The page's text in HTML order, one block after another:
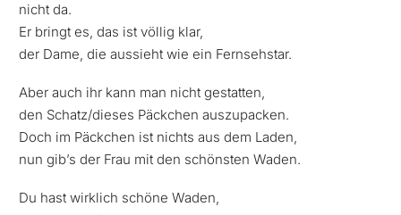
nicht da.
Er bringt es, das ist völlig klar,
der Dame, die aussieht wie ein Fernsehstar.
Aber auch ihr kann man nicht gestatten,
den Schatz/dieses Päckchen auszupacken.
Doch im Päckchen ist nichts aus dem Laden,
nun gib’s der Frau mit den schönsten Waden.
Du hast wirklich schöne Waden,